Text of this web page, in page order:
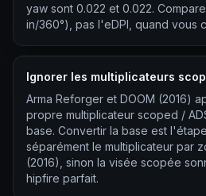
yaw sont 0.022 et 0.022.
in/360°), pas l'eDPI, quand vous
Ignorer les multiplicateurs
Arma Reforger et DOOM (2016)
propre multiplicateur scoped /
base. Convertir la base est
séparément le multiplicateur par
(2016), sinon la visée scopée
hipfire parfait.